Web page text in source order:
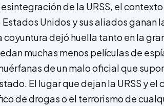
de la URSS, el
Unidos y sus aliados ganan
dejó huella tanto en la
muchas menos películas de
de un malo oficial que
El lugar que dejan la URSS y el
de drogas o el terrorismo de